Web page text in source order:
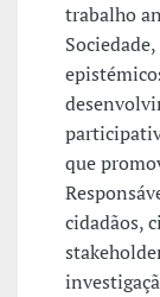
trabalho
que
cidadãos,